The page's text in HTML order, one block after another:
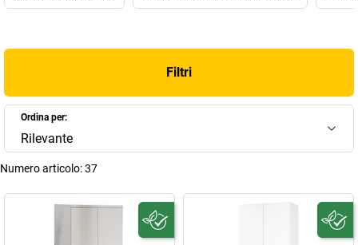
Filtri
Ordina per:
Rilevante
Numero articolo:37